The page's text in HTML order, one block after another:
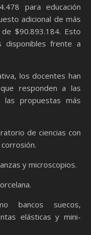
para educación
adicional de más
$90.893.184. Esto
disponibles frente a
los docentes han
responden a las
las propuestas más
de ciencias con
y microscopios.
bancos suecos,
elásticas y mini-